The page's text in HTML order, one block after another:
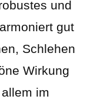
und
gut
Schlehen
Wirkung
im